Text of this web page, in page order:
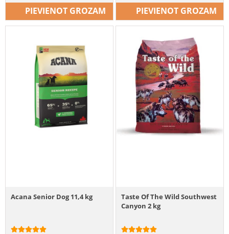
PIEVIENOT GROZAM PIEVIENOT GROZAM
Acana Senior Dog 11,4 kg
Taste Of The Wild Southwest
Canyon 2 kg